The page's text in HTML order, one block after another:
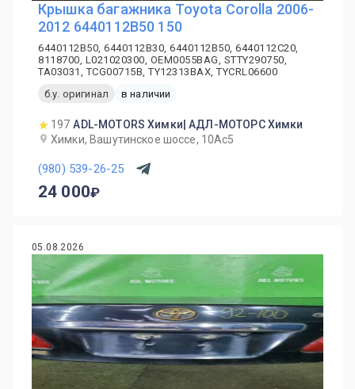
Крышка багажника Toyota Corolla 2006-
2012 6440112B50 150
6440112B50, 6440112B30, 6440112B50, 6440112C20,
8118700, L021020300, OEM0055BAG, STTY290750,
TA03031, TCG00715B, TY12313BAX, TYCRL06600
б.у. оригинал
в наличии
197 ADL-MOTORS Химки| АДЛ-МОТОРС Химки
Химки, Вашутинское шоссе, 10Ас5
(980) 539-26-25
24 000
05.08.2026